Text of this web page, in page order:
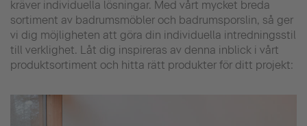
kräver individuella lösningar. Med vårt mycket breda
sortiment av badrumsmöbler och badrumsporslin, så ger
vi dig möjligheten att göra din individuella intredningsstil
till verklighet. Låt dig inspireras av denna inblick i vårt
produktsortiment och hitta rätt produkter för ditt projekt: